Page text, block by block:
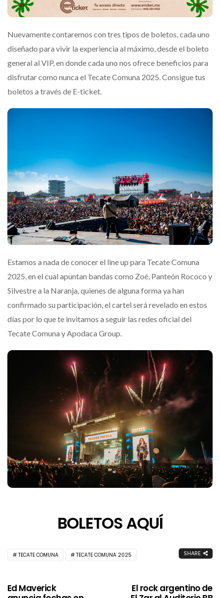
Nuevamente contaremos con tres tipos de boletos, cada uno
diseñado para vivir la experiencia al máximo, desde el boleto
general al VIP, en donde cada uno nos ofrece beneficios para
disfrutar como nunca el Tecate Comuna 2025. Consigue tus
boletos a través de E-ticket.
Estamos a nada de conocer el line up para Tecate Comuna
2025, en el cual apuntan bandas como Zoé, Panteón Rococo y
Silvestre a la Naranja, quienes de alguna forma ya han
confirmado su participación, el cartel será revelado en estos
días por lo que te invitamos a seguir las redes oficial del
Tecate Comuna y Apodaca Group.
BOLETOS AQUÍ
TECATE COMUNA TECATE COMUNA 2025 SHARE
Ed Maverick
El rock argentino de